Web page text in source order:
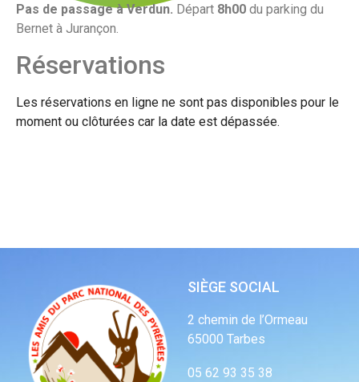
Pas de passage à Verdun. Départ 8h00 du parking du
Bernet à Jurançon.
Réservations
Les réservations en ligne ne sont pas disponibles pour le
moment ou clôturées car la date est dépassée.
SIÈGE SOCIAL
2 chemin de l’Ormeau
65000 Tarbes
05 62 93 35 38